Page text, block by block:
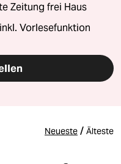
Zeitung frei Haus
Vorlesefunktion
Neueste / Älteste